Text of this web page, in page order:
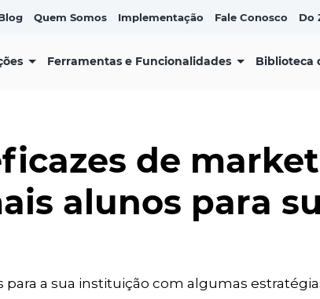
Quem Somos Implementação Fale Conosco Do
Ferramentas e Funcionalidades Biblioteca
de
alunos para
a sua instituição com algumas